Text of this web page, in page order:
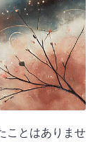
ことはありませ